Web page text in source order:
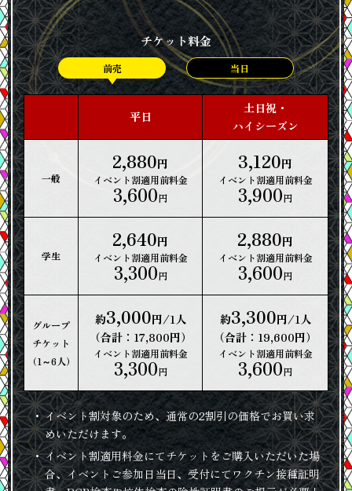
チケット料金
前売 当日
平日
土日祝・
ハイシーズン
一般
2,880円
イベント割適用前料金
3,600円
3,120円
イベント割適用前料金
3,900円
学生
2,640円
イベント割適用前料金
3,300円
2,880円
イベント割適用前料金
3,600円
グループ
チケット
（1～6人）
約3,000円/1人
（合計：17,800円）
イベント割適用前料金
3,300円
約3,300円/1人
（合計：19,600円）
イベント割適用前料金
3,600円
イベント割対象のため、通常の2割引の価格でお買い求
めいただけます。
イベント割適用料金にてチケットをご購入いただいた場
合、イベントご参加日当日、受付にてワクチン接種証明